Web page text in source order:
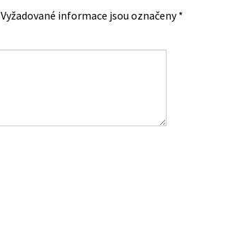
Vyžadované informace jsou označeny*